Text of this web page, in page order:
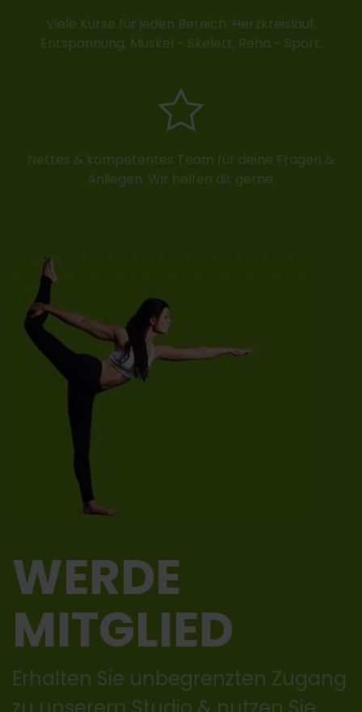
Viele Kurse für jeden Bereich: Herzkreislauf,
Entspannung, Muskel - Skelett, Reha - Sport.
Nettes & kompetentes Team für deine Fragen &
Anliegen. Wir helfen dir gerne.
WERDE
MITGLIED
Erhalten Sie unbegrenzten Zugang